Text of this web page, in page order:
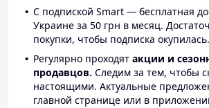
С подпиской Smart — бесплатная
Украине за 50 грн в месяц.
покупки, чтобы подписка окупилась.
Регулярно проходят акции и
продавцов. Следим за тем, чтобы
настоящими. Актуальные
главной странице или в